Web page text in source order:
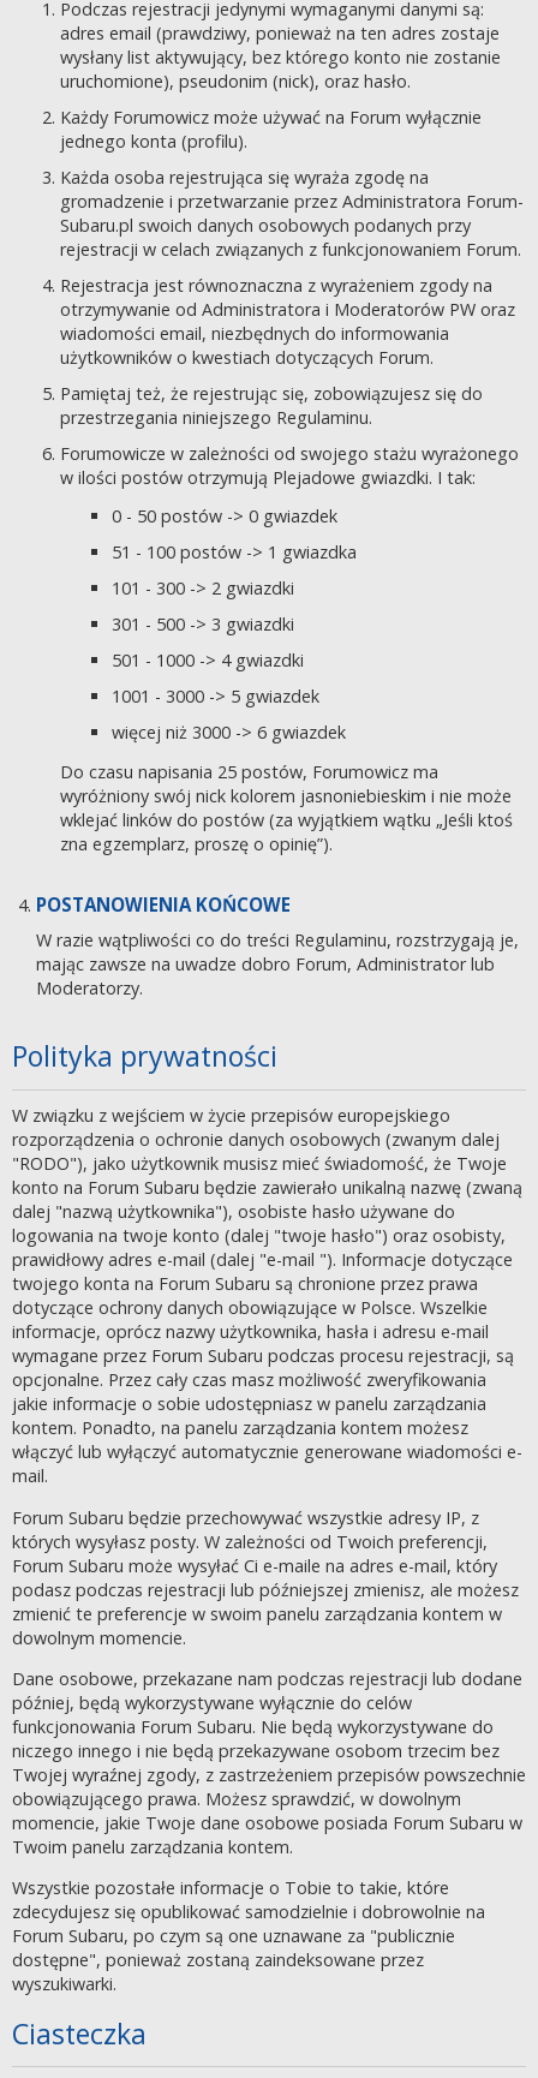
Podczas rejestracji jedynymi wymaganymi danymi są:
adres email (prawdziwy, ponieważ na ten adres zostaje
wysłany list aktywujący, bez którego konto nie zostanie
uruchomione), pseudonim (nick), oraz hasło.
Każdy Forumowicz może używać na Forum wyłącznie
jednego konta (profilu).
Każda osoba rejestrująca się wyraża zgodę na
gromadzenie i przetwarzanie przez Administratora Forum-
Subaru.pl swoich danych osobowych podanych przy
rejestracji w celach związanych z funkcjonowaniem Forum.
Rejestracja jest równoznaczna z wyrażeniem zgody na
otrzymywanie od Administratora i Moderatorów PW oraz
wiadomości email, niezbędnych do informowania
użytkowników o kwestiach dotyczących Forum.
Pamiętaj też, że rejestrując się, zobowiązujesz się do
przestrzegania niniejszego Regulaminu.
Forumowicze w zależności od swojego stażu wyrażonego
w ilości postów otrzymują Plejadowe gwiazdki. I tak:
0 - 50 postów -> 0 gwiazdek
51 - 100 postów -> 1 gwiazdka
101 - 300 -> 2 gwiazdki
301 - 500 -> 3 gwiazdki
501 - 1000 -> 4 gwiazdki
1001 - 3000 -> 5 gwiazdek
więcej niż 3000 -> 6 gwiazdek
Do czasu napisania 25 postów, Forumowicz ma
wyróżniony swój nick kolorem jasnoniebieskim i nie może
wklejać linków do postów (za wyjątkiem wątku „Jeśli ktoś
zna egzemplarz, proszę o opinię”).
POSTANOWIENIA KOŃCOWE
W razie wątpliwości co do treści Regulaminu, rozstrzygają je,
mając zawsze na uwadze dobro Forum, Administrator lub
Moderatorzy.
Polityka prywatności
W związku z wejściem w życie przepisów europejskiego
rozporządzenia o ochronie danych osobowych (zwanym dalej
"RODO"), jako użytkownik musisz mieć świadomość, że Twoje
konto na Forum Subaru będzie zawierało unikalną nazwę (zwaną
dalej "nazwą użytkownika"), osobiste hasło używane do
logowania na twoje konto (dalej "twoje hasło") oraz osobisty,
prawidłowy adres e-mail (dalej "e-mail "). Informacje dotyczące
twojego konta na Forum Subaru są chronione przez prawa
dotyczące ochrony danych obowiązujące w Polsce. Wszelkie
informacje, oprócz nazwy użytkownika, hasła i adresu e-mail
wymagane przez Forum Subaru podczas procesu rejestracji, są
opcjonalne. Przez cały czas masz możliwość zweryfikowania
jakie informacje o sobie udostępniasz w panelu zarządzania
kontem. Ponadto, na panelu zarządzania kontem możesz
włączyć lub wyłączyć automatycznie generowane wiadomości e-
mail.
Forum Subaru będzie przechowywać wszystkie adresy IP, z
których wysyłasz posty. W zależności od Twoich preferencji,
Forum Subaru może wysyłać Ci e-maile na adres e-mail, który
podasz podczas rejestracji lub późniejszej zmienisz, ale możesz
zmienić te preferencje w swoim panelu zarządzania kontem w
dowolnym momencie.
Dane osobowe, przekazane nam podczas rejestracji lub dodane
później, będą wykorzystywane wyłącznie do celów
funkcjonowania Forum Subaru. Nie będą wykorzystywane do
niczego innego i nie będą przekazywane osobom trzecim bez
Twojej wyraźnej zgody, z zastrzeżeniem przepisów powszechnie
obowiązującego prawa. Możesz sprawdzić, w dowolnym
momencie, jakie Twoje dane osobowe posiada Forum Subaru w
Twoim panelu zarządzania kontem.
Wszystkie pozostałe informacje o Tobie to takie, które
zdecydujesz się opublikować samodzielnie i dobrowolnie na
Forum Subaru, po czym są one uznawane za "publicznie
dostępne", ponieważ zostaną zaindeksowane przez
wyszukiwarki.
Ciasteczka